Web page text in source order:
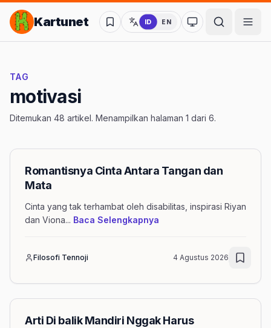
Lompat ke Konten Utama
Kartunet ID EN
Ubah ke mode
TAG
motivasi
Ditemukan 48 artikel. Menampilkan halaman 1 dari 6.
Romantisnya Cinta Antara Tangan dan
Mata
Cinta yang tak terhambat oleh disabilitas, inspirasi Riyan
dan Viona... Baca Selengkapnya
Filosofi Tennoji 4 Agustus 2026
Arti Di balik Mandiri Nggak Harus